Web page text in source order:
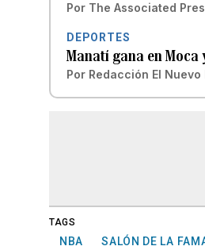
Por The Associated
DEPORTES
Manatí gana en Moca
Por Redacción El Nuevo
TAGS
NBA SALÓN DE LA